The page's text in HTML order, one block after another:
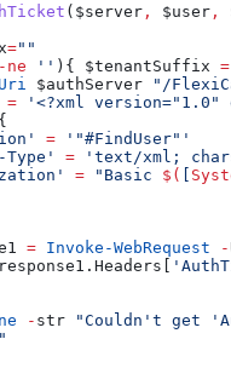
( $server , $user ,
=""
ne '' ){ $tenantSuffix =
$authServer "/
= '<?xml version="1.0"
{
= '"#FindUser"'
Type'
= 'text/xml;
= "Basic $(
= Invoke-WebRequest -
.Headers
- str "Couldn't get